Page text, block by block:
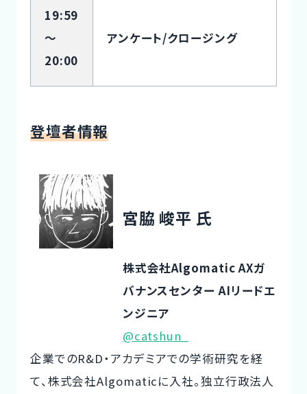
19:59
～
20:00
アンケート/クロージング
登壇者情報
宮脇 峻平 氏
株式会社Algomatic AXガ
バナンスセンター AIリードエ
ンジニア
@catshun_
企業でのR&D・アカデミアでの学術研究を経
て、株式会社Algomaticに入社。独立行政法人